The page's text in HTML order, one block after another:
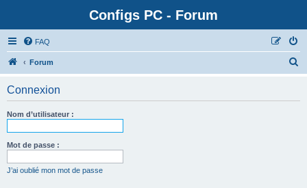
Configs PC - Forum
FAQ
Forum
Connexion
Nom d’utilisateur :
Mot de passe :
J’ai oublié mon mot de passe